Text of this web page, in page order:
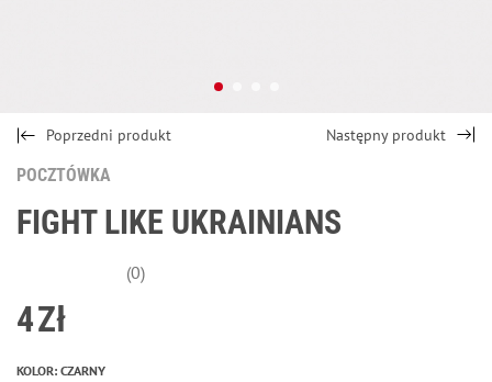
Poprzedni produkt Następny produkt
POCZTÓWKA
FIGHT LIKE UKRAINIANS
(0)
4Zł
KOLOR: CZARNY